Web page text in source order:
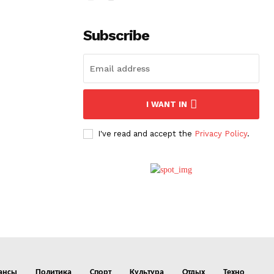
Subscribe
I WANT IN
I've read and accept the Privacy Policy.